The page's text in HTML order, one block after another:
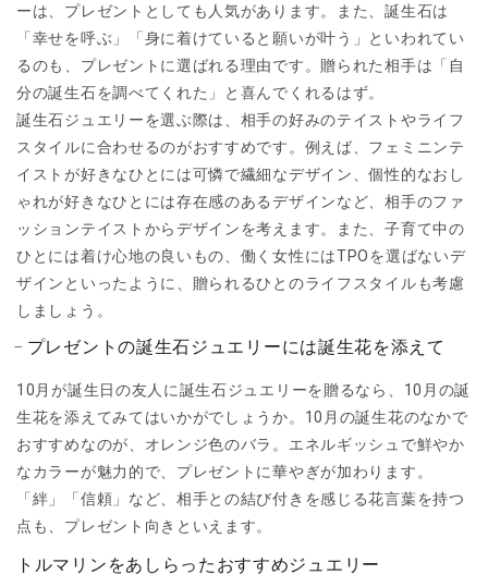
ーは、プレゼントとしても人気があります。また、誕生石は
「幸せを呼ぶ」「身に着けていると願いが叶う」といわれてい
るのも、プレゼントに選ばれる理由です。贈られた相手は「自
分の誕生石を調べてくれた」と喜んでくれるはず。
誕生石ジュエリーを選ぶ際は、相手の好みのテイストやライフ
スタイルに合わせるのがおすすめです。例えば、フェミニンテ
イストが好きなひとには可憐で繊細なデザイン、個性的なおし
ゃれが好きなひとには存在感のあるデザインなど、相手のファ
ッションテイストからデザインを考えます。また、子育て中の
ひとには着け心地の良いもの、働く女性にはTPOを選ばないデ
ザインといったように、贈られるひとのライフスタイルも考慮
しましょう。
プレゼントの誕生石ジュエリーには誕生花を添えて
10月が誕生日の友人に誕生石ジュエリーを贈るなら、10月の誕
生花を添えてみてはいかがでしょうか。10月の誕生花のなかで
おすすめなのが、オレンジ色のバラ。エネルギッシュで鮮やか
なカラーが魅力的で、プレゼントに華やぎが加わります。
「絆」「信頼」など、相手との結び付きを感じる花言葉を持つ
点も、プレゼント向きといえます。
トルマリンをあしらったおすすめジュエリー